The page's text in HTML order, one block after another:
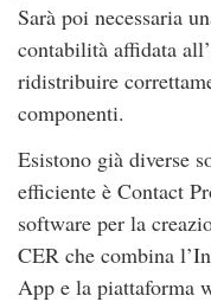
Sarà poi necessaria
contabilità affidata
ridistribuire
componenti.
Esistono già diverse
efficiente è Contact
software per la
CER che combina
App e la piattaforma